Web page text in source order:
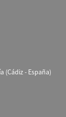
(Cádiz - España)